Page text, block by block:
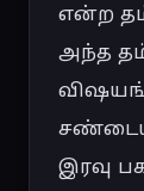
என்ற
அந்த
இரவு